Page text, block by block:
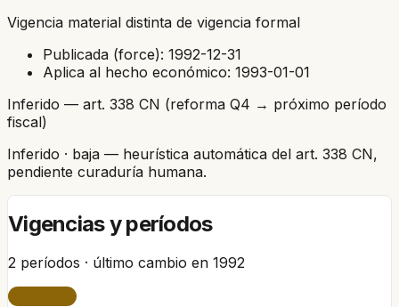
Vigencia material distinta de vigencia formal
Publicada (force): 1992-12-31
Aplica al hecho económico: 1993-01-01
Inferido — art. 338 CN (reforma Q4 → próximo período
fiscal)
Inferido · baja — heurística automática del art. 338 CN,
pendiente curaduría humana.
Vigencias y períodos
2 períodos · último cambio en 1992